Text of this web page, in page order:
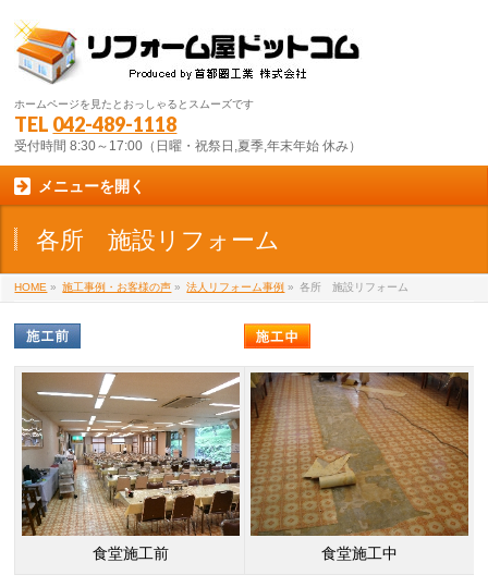
ホームページを見たとおっしゃるとスムーズです
TEL 042-489-1118
受付時間 8:30～17:00（日曜・祝祭日,夏季,年末年始 休み）
メニューを開く
各所 施設リフォーム
HOME » 施工事例・お客様の声 » 法人リフォーム事例 » 各所 施設リフォーム
食堂施工前 食堂施工中